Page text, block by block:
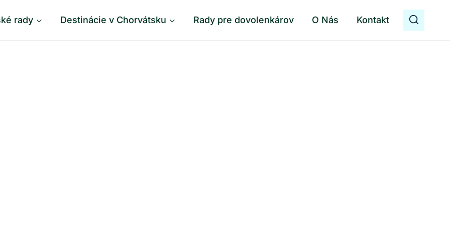
rady Destinácie v Chorvátsku Rady pre dovolenkárov O Nás Kontakt